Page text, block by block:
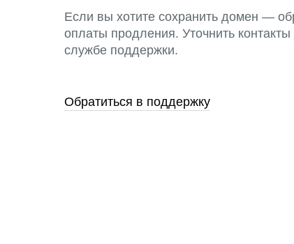
Если вы хотите сохранить домен —
оплаты продления. Уточнить
службе поддержки.
Обратиться в поддержку